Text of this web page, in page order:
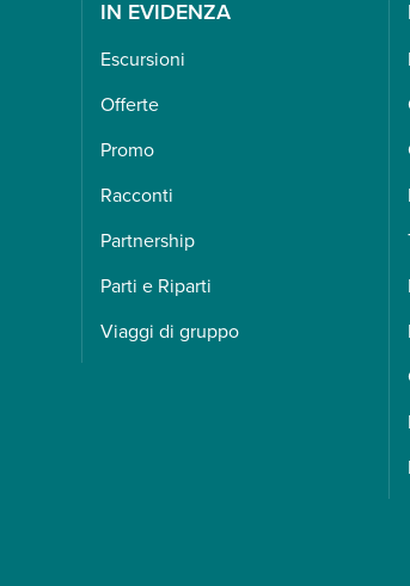
IN EVIDENZA
Escursioni
Offerte
Promo
Racconti
Partnership
Parti e Riparti
Viaggi di gruppo